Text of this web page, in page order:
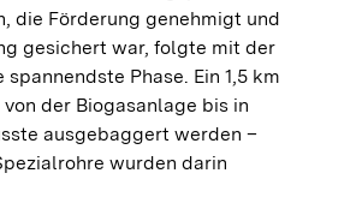
die Förderung genehmigt und
gesichert war, folgte mit der
Phase. Ein 1,5 km
der Biogasanlage bis in
ausgebaggert werden –
wurden darin